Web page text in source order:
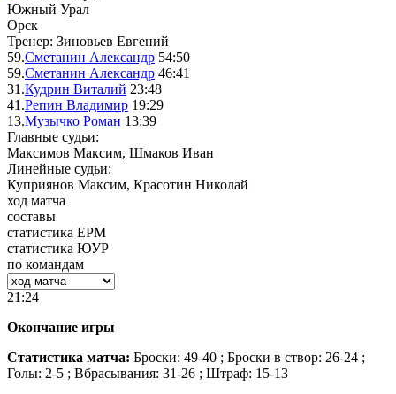
Южный Урал
Орск
Тренер: Зиновьев Евгений
59.Сметанин Александр 54:50
59.Сметанин Александр 46:41
31.Кудрин Виталий 23:48
41.Репин Владимир 19:29
13.Музычко Роман 13:39
Главные судьи:
Максимов Максим, Шмаков Иван
Линейные судьи:
Куприянов Максим, Красотин Николай
ход матча
составы
статистика ЕРМ
статистика ЮУР
по командам
21:24
Окончание игры
Статистика матча: Броски: 49-40 ; Броски в створ: 26-24 ;
Голы: 2-5 ; Вбрасывания: 31-26 ; Штраф: 15-13